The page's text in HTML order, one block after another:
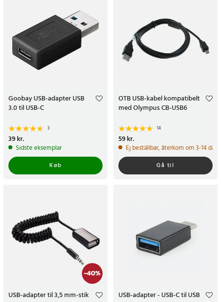
Goobay USB-adapter USB
3.0 til USB-C
3
Pris:39 kr.
39 kr.
Sidste eksemplar
Køb
OTB USB-kabel kompatibelt
med Olympus CB-USB6
14
Pris:59 kr.
59 kr.
Ej beställbar, återkom om 3-14
Gå til
-40%
USB-adapter til 3,5 mm-stik USB-adapter - USB-C til USB